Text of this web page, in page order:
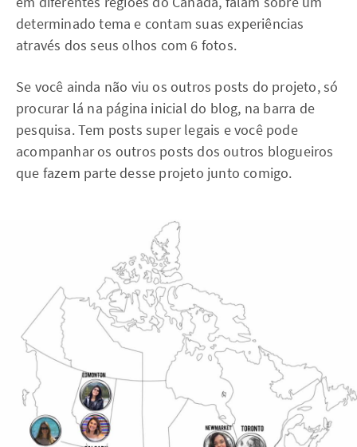
determinado tema e contam suas experiências
através dos seus olhos com 6 fotos.
Se você ainda não viu os outros posts do projeto, só
procurar lá na página inicial do blog, na barra de
pesquisa. Tem posts super legais e você pode
acompanhar os outros posts dos outros blogueiros
que fazem parte desse projeto junto comigo.